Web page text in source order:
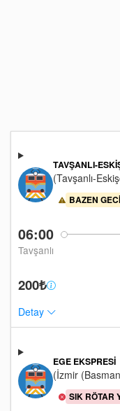
06:00
Tavşanlı
TAVŞANLI-
(Tavşanlı-
BAZEN
200₺
Detay
EGE EKSPRESI
(İzmir
SIK RÖTAR